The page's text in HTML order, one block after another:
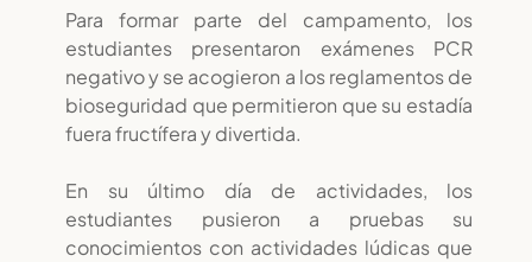
Para formar parte del campamento, los
estudiantes presentaron exámenes PCR
negativo y se acogieron a los reglamentos de
bioseguridad que permitieron que su estadía
fuera fructífera y divertida.
En su último día de actividades, los
estudiantes pusieron a pruebas su
conocimientos con actividades lúdicas que